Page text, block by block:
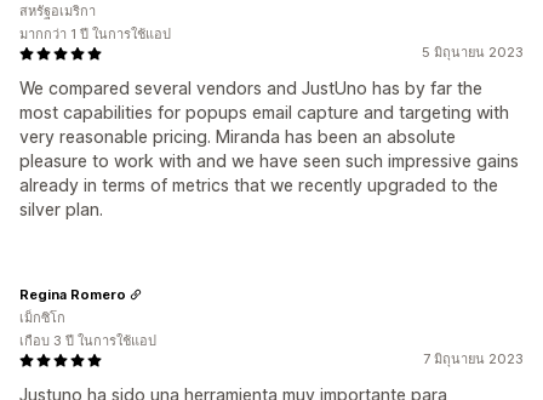
5 มิถุนายน 2023
We compared several vendors and JustUno has by far the
most capabilities for popups email capture and targeting with
very reasonable pricing. Miranda has been an absolute
pleasure to work with and we have seen such impressive gains
already in terms of metrics that we recently upgraded to the
silver plan.
สหรัฐอเมริกา
มากกว่า 1 ปี ในการใช้แอป
7 มิถุนายน 2023
Justuno ha sido una herramienta muy importante para
Regina Romero
เม็กซิโก
เกือบ 3 ปี ในการใช้แอป